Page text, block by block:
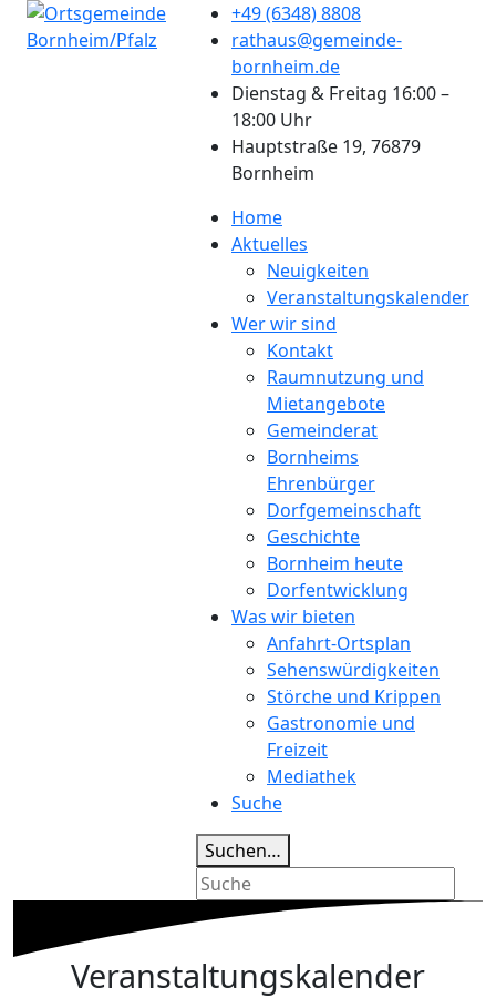
+49 (6348) 8808
rathaus@gemeinde-
bornheim.de
Dienstag & Freitag 16:00 –
18:00 Uhr
Hauptstraße 19, 76879
Bornheim
Home
Aktuelles
Neuigkeiten
Veranstaltungskalender
Wer wir sind
Kontakt
Raumnutzung und
Mietangebote
Gemeinderat
Bornheims
Ehrenbürger
Dorfgemeinschaft
Geschichte
Bornheim heute
Dorfentwicklung
Was wir bieten
Anfahrt-Ortsplan
Sehenswürdigkeiten
Störche und Krippen
Gastronomie und
Freizeit
Mediathek
Suche
Suchen…
Veranstal­tungs­kalender